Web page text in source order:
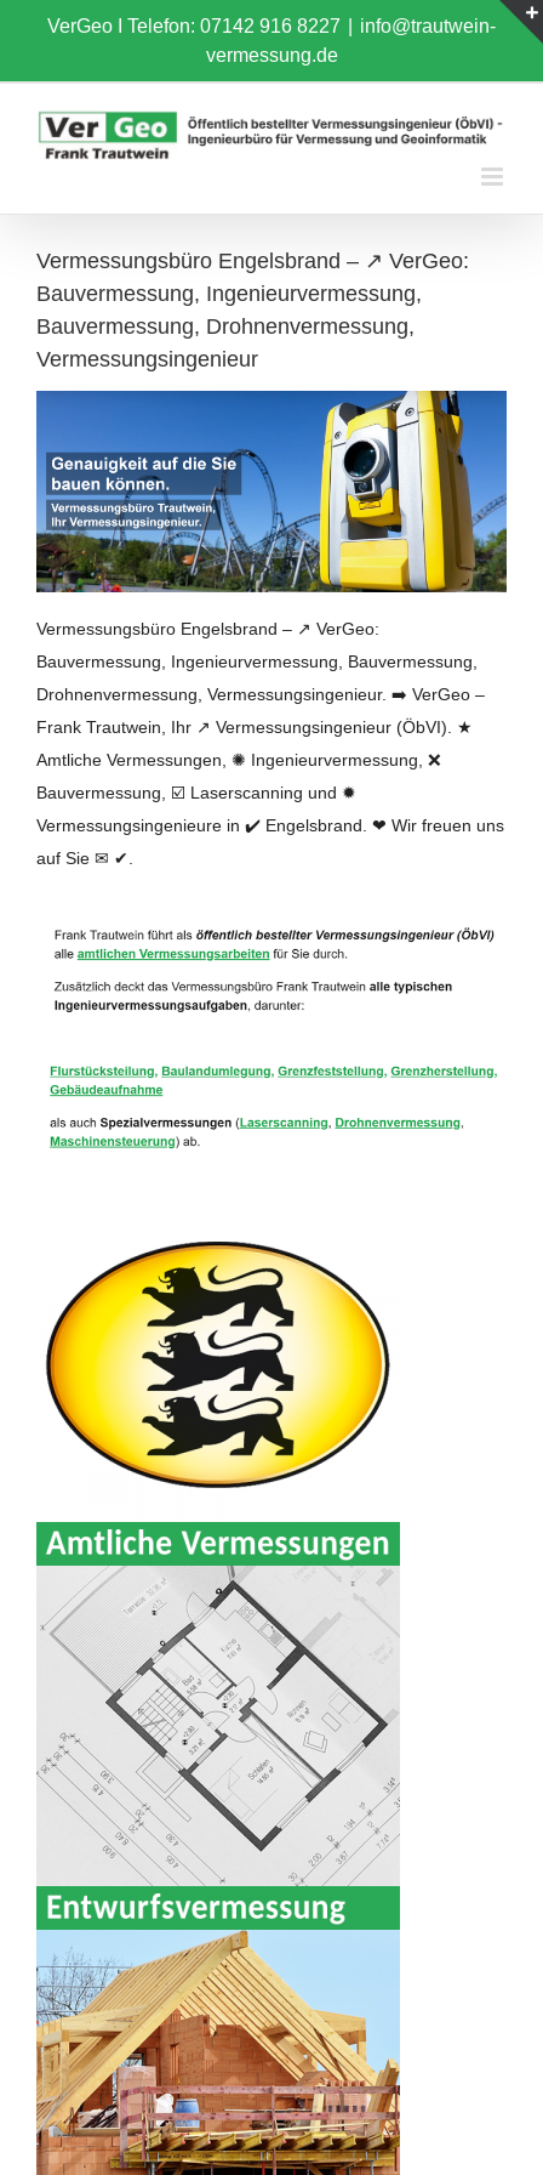
content
VerGeo I Telefon: 07142 916 8227
info@trautwein-
vermessung.de
Vermessungsbüro Engelsbrand – ↗️ VerGeo:
Bauvermessung, Ingenieurvermessung,
Bauvermessung, Drohnenvermessung,
Vermessungsingenieur
Vermessungsbüro Engelsbrand – ↗️ VerGeo:
Bauvermessung, Ingenieurvermessung, Bauvermessung,
Drohnenvermessung, Vermessungsingenieur. ➡️ VerGeo –
Frank Trautwein, Ihr ↗️ Vermessungsingenieur (ÖbVI). ★
Amtliche Vermessungen, ✺ Ingenieurvermessung, ❌
Bauvermessung, ☑️ Laserscanning und ✹
Vermessungsingenieure in ✔️ Engelsbrand. ❤ Wir freuen uns
auf Sie ✉ ✔.